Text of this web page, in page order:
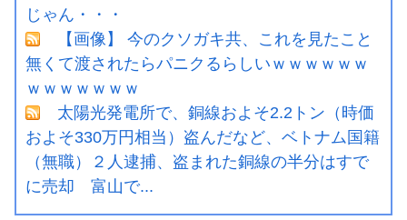
じゃん・・・
【画像】 今のクソガキ共、これを見たこと
無くて渡されたらパニクるらしいｗｗｗｗｗｗ
ｗｗｗｗｗｗｗ
太陽光発電所で、銅線およそ2.2トン（時価
およそ330万円相当）盗んだなど、ベトナム国籍
（無職）２人逮捕、盗まれた銅線の半分はすで
に売却 富山で...